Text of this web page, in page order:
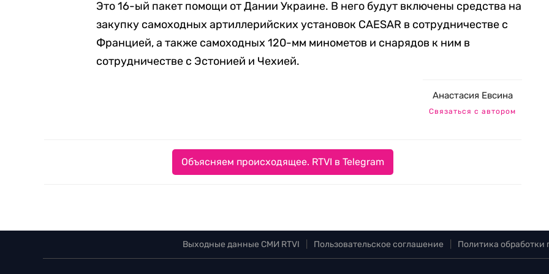
Это 16-ый пакет помощи от Дании Украине. В него будут включены средства на
закупку самоходных артиллерийских установок CAESAR в сотрудничестве с
Францией, а также самоходных 120-мм минометов и снарядов к ним в
сотрудничестве с Эстонией и Чехией.
Анастасия Евсина
Связаться с автором
Объясняем происходящее. RTVI в Telegram
Выходные данные СМИ RTVI Пользовательское соглашение Политика